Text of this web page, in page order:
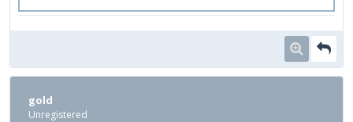
gold
Unregistered